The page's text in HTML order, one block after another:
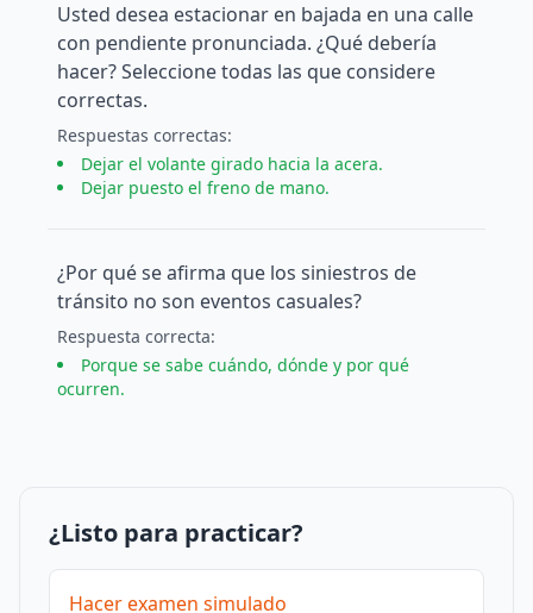
Usted desea estacionar en bajada en una calle
con pendiente pronunciada. ¿Qué debería
hacer? Seleccione todas las que considere
correctas.
Respuestas correctas:
Dejar el volante girado hacia la acera.
Dejar puesto el freno de mano.
¿Por qué se afirma que los siniestros de
tránsito no son eventos casuales?
Respuesta correcta:
Porque se sabe cuándo, dónde y por qué
ocurren.
¿Listo para practicar?
Hacer examen simulado